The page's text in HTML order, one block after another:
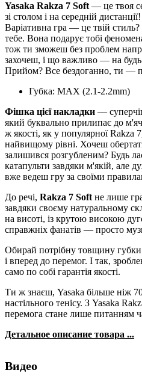
Yasaka Rakza 7 Soft — це твоя
зі столом і на середній
Варіативна гра — це твій
тебе. Вона подарує тобі
тож ти зможеш без проблем
захочеш, і що важливо — на будь-
Прийом? Все бездоганно, ти —
Губка: MAX (2.1-2.2mm)
Фішка цієї накладки —
який буквально прилипає до
ж якості, як у популярної Rakza
найвищому рівні. Хочеш
залишився розгубленим? Будь
катапульти завдяки м'якій, але
вже ведеш гру за своїми
До речі, Rakza 7 Soft не лише
завдяки своєму натуральному
на висоті, із крутою високою
справжніх фанатів — просто
Обирай потрібну товщину
і вперед до перемог. І так,
само по собі гарантія якості.
Ти ж знаєш, Yasaka більше ніж
настільного тенісу. З Yasaka
перемога стане лише питанням
Детальное описание товара ...
Видео